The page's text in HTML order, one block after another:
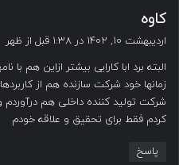
کاوه
ف
:
اردیبهشت ۱۰, ۱۴۰۲ در ۱:۳۸ قبل از ظهر
البته برد ابا کارایی بیشتر ازاین هم
زمانها خود شرکت سازنده هم از
شرکت تولید کننده داخلی هم
کردم فقط برای تحقیق و علاقه خودم
پاسخ